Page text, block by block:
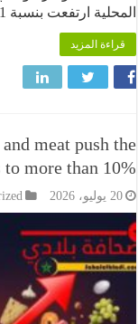
بنسبة 1% خلال شهر يونيو …
المزيد
and meat
to more than